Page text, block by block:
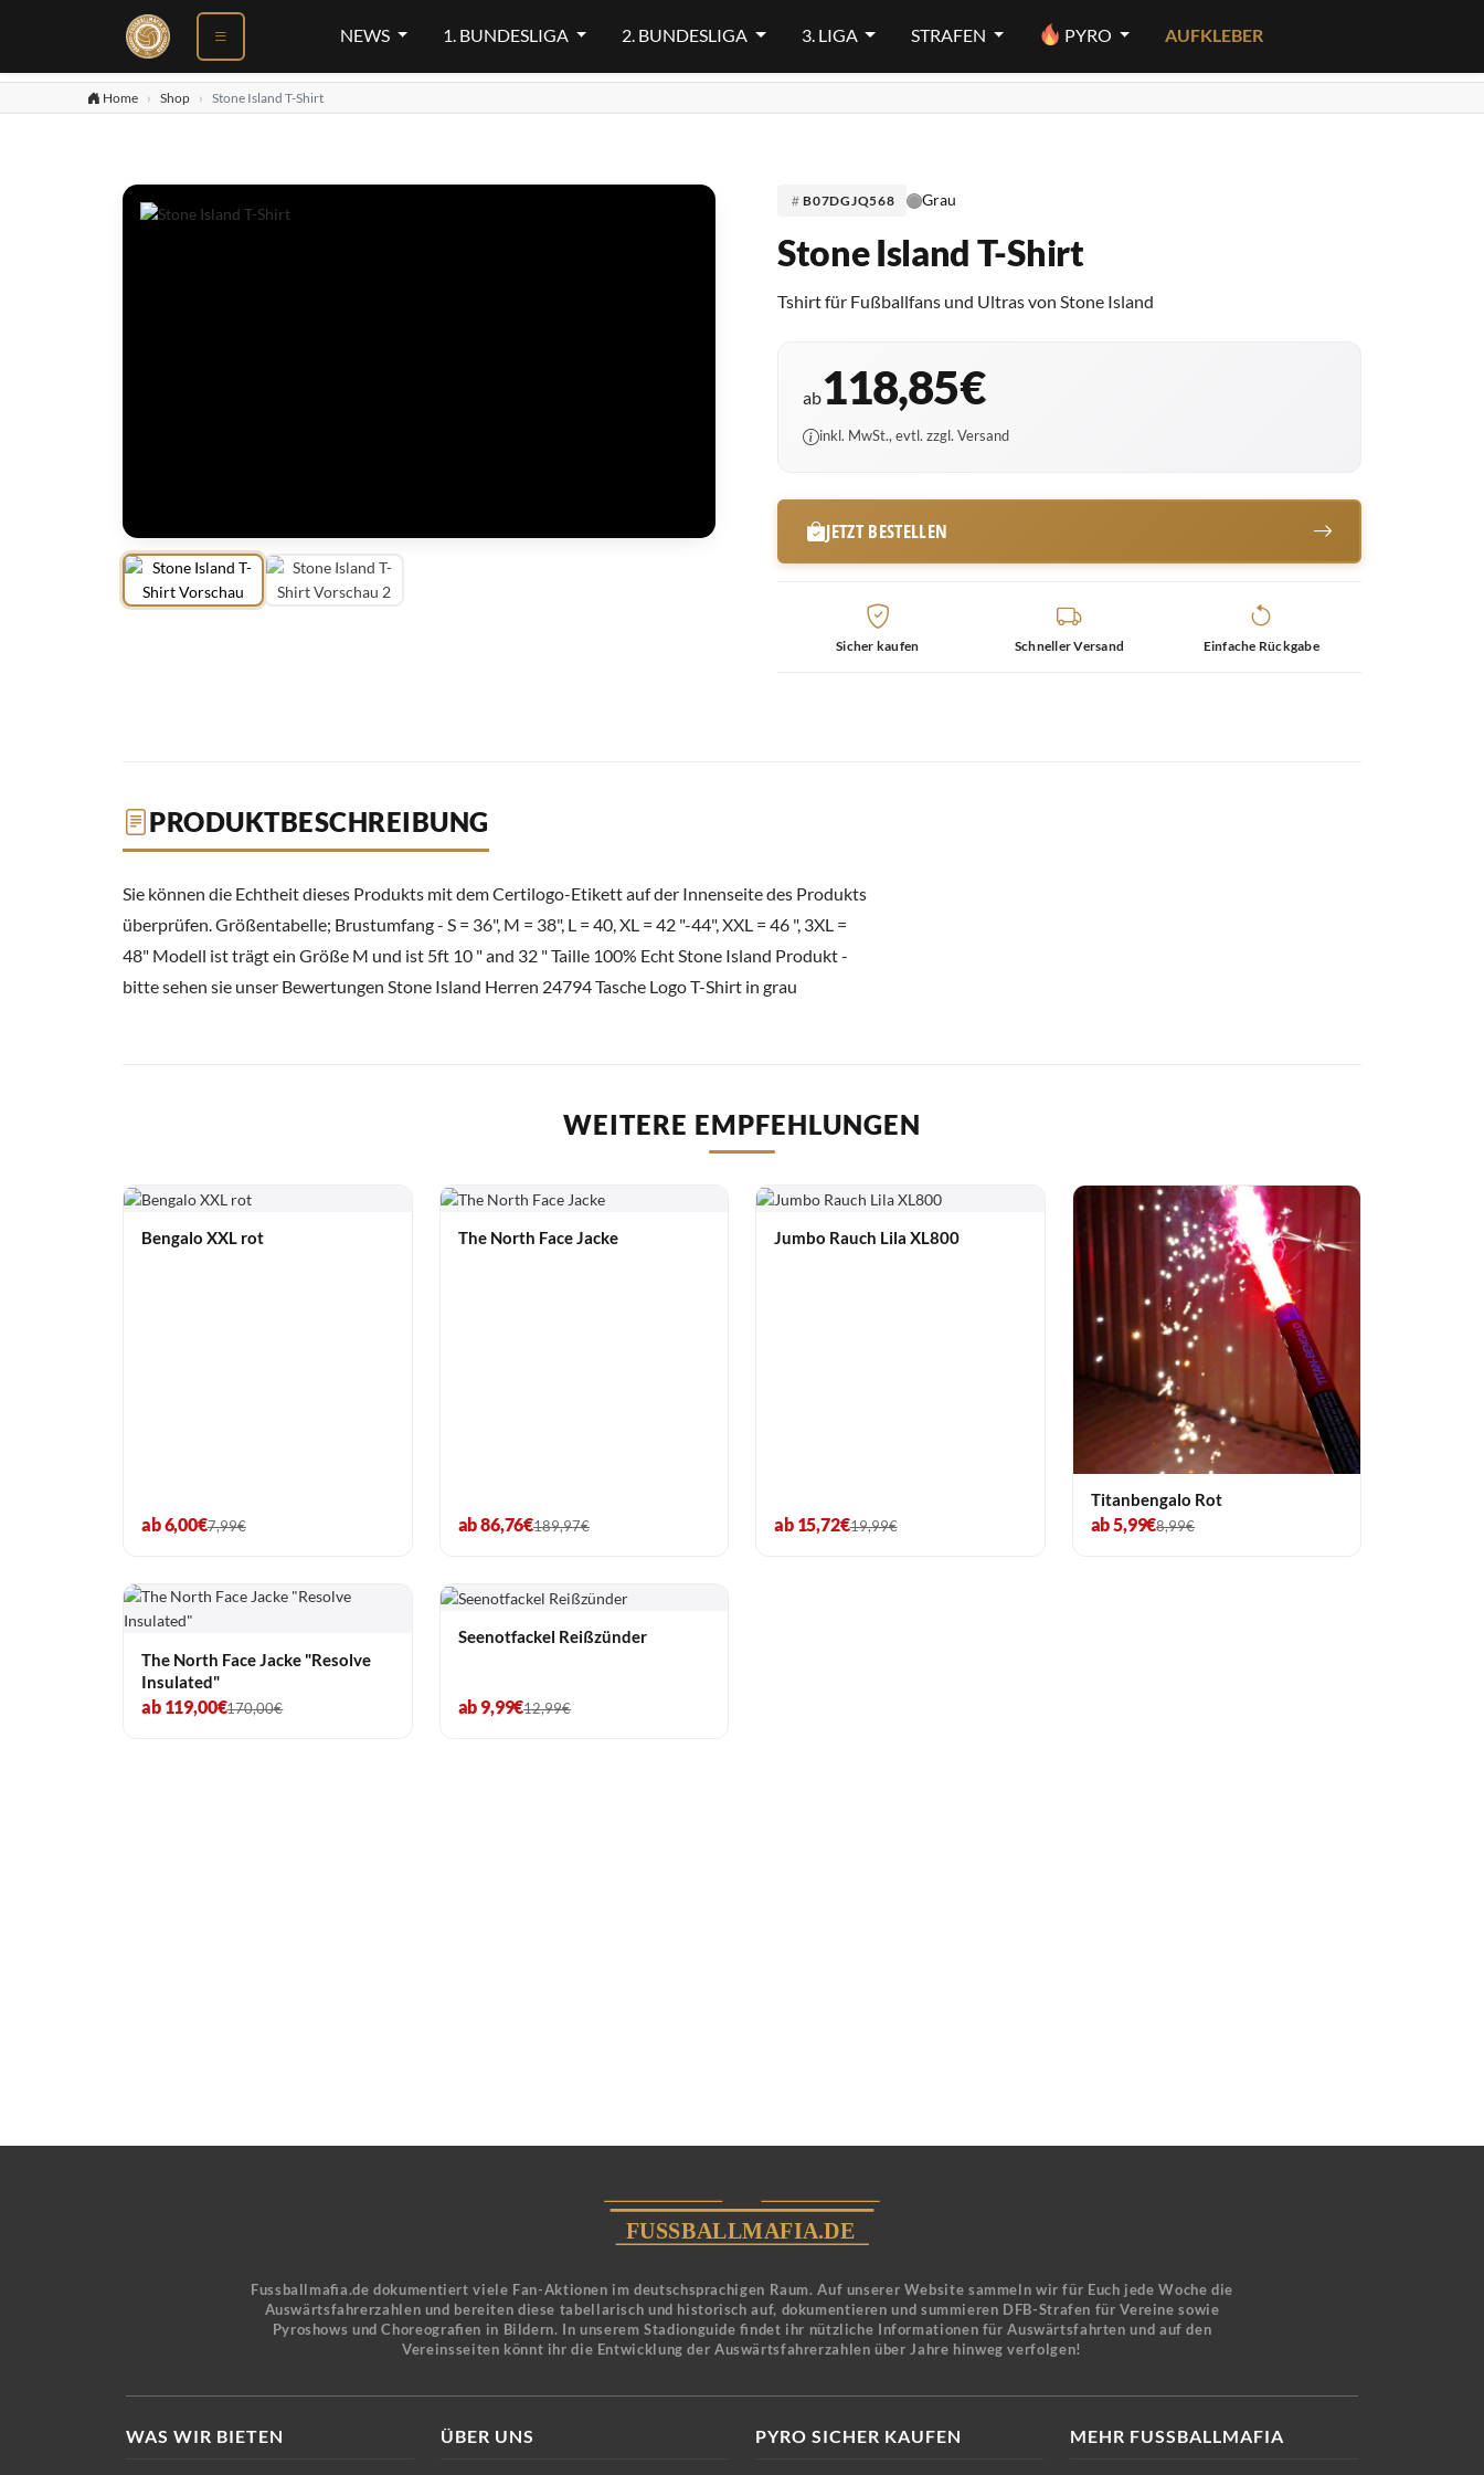
NEWS 1. BUNDESLIGA 2. BUNDESLIGA 3. LIGA STRAFEN PYRO AUFKLEBER
Home Shop Stone Island T-Shirt
B07DGJQ568 Grau
Stone Island T-Shirt
Tshirt für Fußballfans und Ultras von Stone Island
ab118,85€
inkl. MwSt., evtl. zzgl. Versand
JETZT BESTELLEN
Sicher kaufen Schneller Versand Einfache Rückgabe
PRODUKTBESCHREIBUNG
Sie können die Echtheit dieses Produkts mit dem Certilogo-Etikett auf der Innenseite des Produkts
überprüfen. Größentabelle; Brustumfang - S = 36", M = 38", L = 40, XL = 42 "-44", XXL = 46 ", 3XL =
48" Modell ist trägt ein Größe M und ist 5ft 10 " and 32 " Taille 100% Echt Stone Island Produkt -
bitte sehen sie unser Bewertungen Stone Island Herren 24794 Tasche Logo T-Shirt in grau
WEITERE EMPFEHLUNGEN
Bengalo XXL rot
ab 6,00€7,99€
The North Face Jacke
ab 86,76€189,97€
Jumbo Rauch Lila XL800
ab 15,72€19,99€
Titanbengalo Rot
ab 5,99€8,99€
The North Face Jacke "Resolve
Insulated"
ab 119,00€170,00€
Seenotfackel Reißzünder
ab 9,99€12,99€
Fussballmafia.de dokumentiert viele Fan-Aktionen im deutschsprachigen Raum. Auf unserer Website sammeln wir für Euch jede Woche die
Auswärtsfahrerzahlen und bereiten diese tabellarisch und historisch auf, dokumentieren und summieren DFB-Strafen für Vereine sowie
Pyroshows und Choreografien in Bildern. In unserem Stadionguide findet ihr nützliche Informationen für Auswärtsfahrten und auf den
Vereinsseiten könnt ihr die Entwicklung der Auswärtsfahrerzahlen über Jahre hinweg verfolgen!
WAS WIR BIETEN ÜBER UNS PYRO SICHER KAUFEN MEHR FUSSBALLMAFIA